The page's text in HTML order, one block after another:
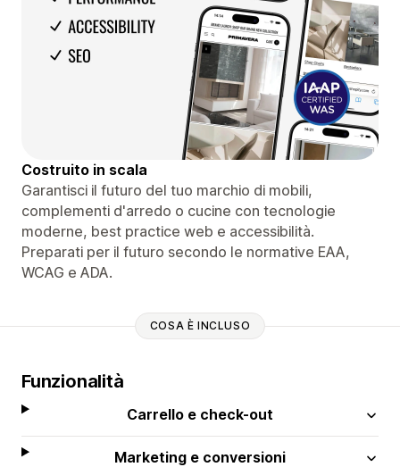
Costruito in scala
Garantisci il futuro del tuo marchio di mobili,
complementi d'arredo o cucine con tecnologie
moderne, best practice web e accessibilità.
Preparati per il futuro secondo le normative EAA,
WCAG e ADA.
COSA È INCLUSO
Funzionalità
Carrello e check-out
Marketing e conversioni